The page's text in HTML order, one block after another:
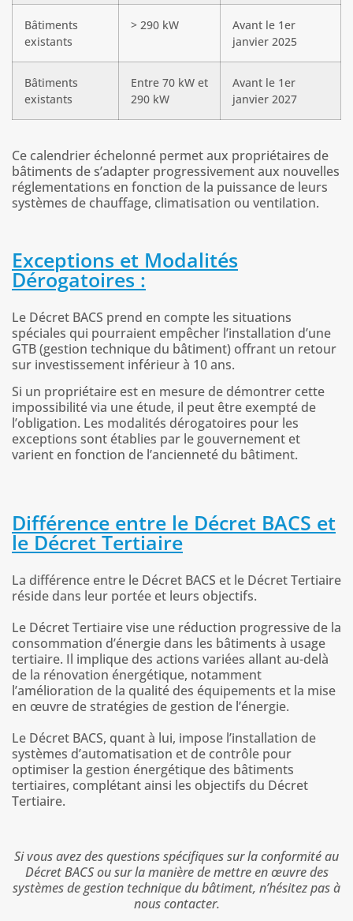
Bâtiments
existants
> 290 kW
Avant le 1er
janvier 2025
Bâtiments
existants
Entre 70 kW et
290 kW
Avant le 1er
janvier 2027
Ce calendrier échelonné permet aux propriétaires de
bâtiments de s’adapter progressivement aux nouvelles
réglementations en fonction de la puissance de leurs
systèmes de chauffage, climatisation ou ventilation.
Exceptions et Modalités
Dérogatoires :
Le Décret BACS prend en compte les situations
spéciales qui pourraient empêcher l’installation d’une
GTB (gestion technique du bâtiment) offrant un retour
sur investissement inférieur à 10 ans.
Si un propriétaire est en mesure de démontrer cette
impossibilité via une étude, il peut être exempté de
l’obligation. Les modalités dérogatoires pour les
exceptions sont établies par le gouvernement et
varient en fonction de l’ancienneté du bâtiment.
Différence entre le Décret BACS et
le Décret Tertiaire
La différence entre le Décret BACS et le Décret Tertiaire
réside dans leur portée et leurs objectifs.
Le Décret Tertiaire vise une réduction progressive de la
consommation d’énergie dans les bâtiments à usage
tertiaire. Il implique des actions variées allant au-delà
de la rénovation énergétique, notamment
l’amélioration de la qualité des équipements et la mise
en œuvre de stratégies de gestion de l’énergie.
Le Décret BACS, quant à lui, impose l’installation de
systèmes d’automatisation et de contrôle pour
optimiser la gestion énergétique des bâtiments
tertiaires, complétant ainsi les objectifs du Décret
Tertiaire.
Si vous avez des questions spécifiques sur la conformité au
Décret BACS ou sur la manière de mettre en œuvre des
systèmes de gestion technique du bâtiment, n’hésitez pas à
nous contacter.